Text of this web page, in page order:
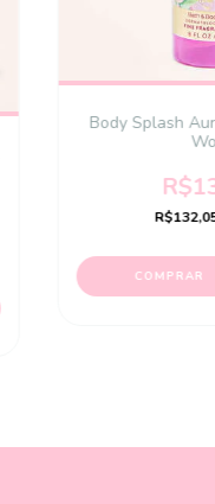
Body Splash